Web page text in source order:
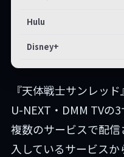
Hulu
Disney+
『天体戦士サンレッ
U-NEXT・DMM TVの
複数のサービスで配
入しているサービス